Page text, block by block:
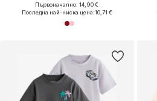
Първоначално: 14,90 €
Последна най-ниска цена:10,71 €